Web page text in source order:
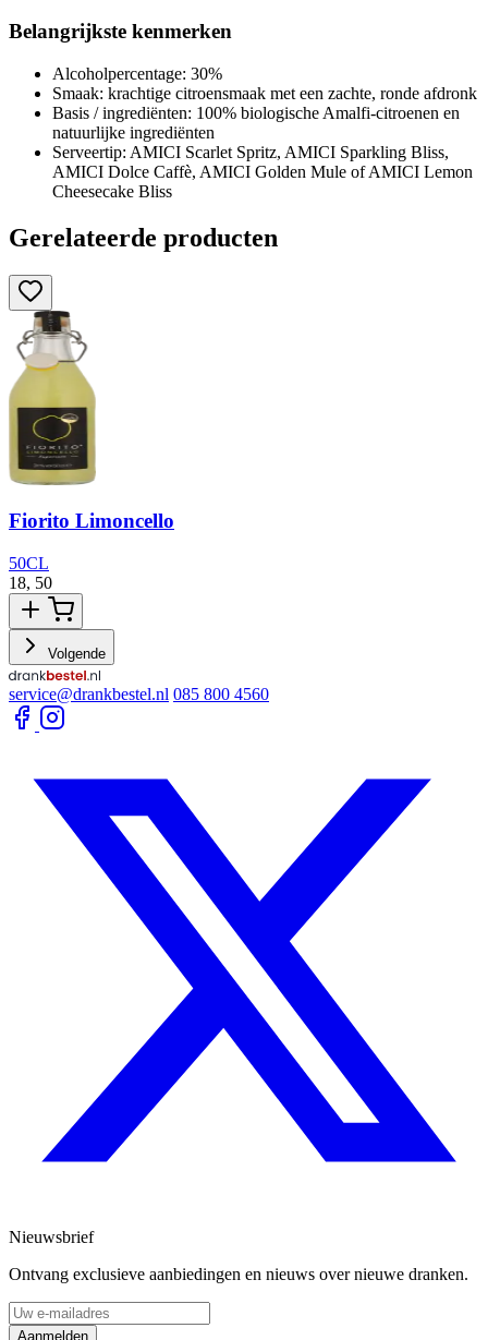
Belangrijkste kenmerken
Alcoholpercentage: 30%
Smaak: krachtige citroensmaak met een zachte, ronde afdronk
Basis / ingrediënten: 100% biologische Amalfi-citroenen en
natuurlijke ingrediënten
Serveertip: AMICI Scarlet Spritz, AMICI Sparkling Bliss,
AMICI Dolce Caffè, AMICI Golden Mule of AMICI Lemon
Cheesecake Bliss
Gerelateerde producten
Fiorito Limoncello
50CL
18, 50
Volgende
service@drankbestel.nl 085 800 4560
Nieuwsbrief
Ontvang exclusieve aanbiedingen en nieuws over nieuwe dranken.
Aanmelden